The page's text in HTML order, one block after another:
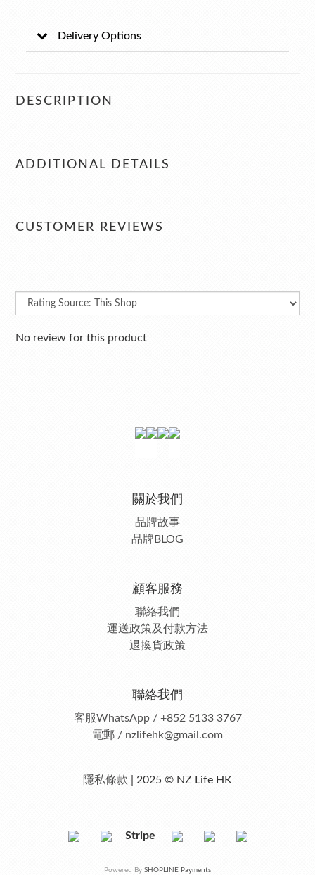
Delivery Options
DESCRIPTION
ADDITIONAL DETAILS
CUSTOMER REVIEWS
No review for this product
關於我們
品牌故事
品牌BLOG
顧客服務
聯絡我們
運送政策及付款方法
退換貨政策
聯絡我們
客服WhatsApp / +852 5133 3767
電郵 / nzlifehk@gmail.com
隱私條款 | 2025 © NZ Life HK
Stripe
Powered By SHOPLINE Payments